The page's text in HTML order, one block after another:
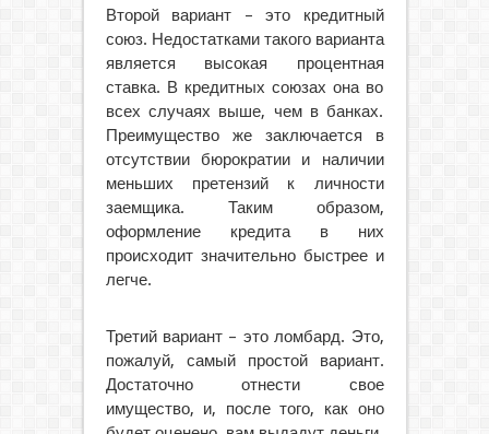
Второй вариант – это кредитный
союз. Недостатками такого варианта
является высокая процентная
ставка. В кредитных союзах она во
всех случаях выше, чем в банках.
Преимущество же заключается в
отсутствии бюрократии и наличии
меньших претензий к личности
заемщика. Таким образом,
оформление кредита в них
происходит значительно быстрее и
легче.
Третий вариант – это ломбард. Это,
пожалуй, самый простой вариант.
Достаточно отнести свое
имущество, и, после того, как оно